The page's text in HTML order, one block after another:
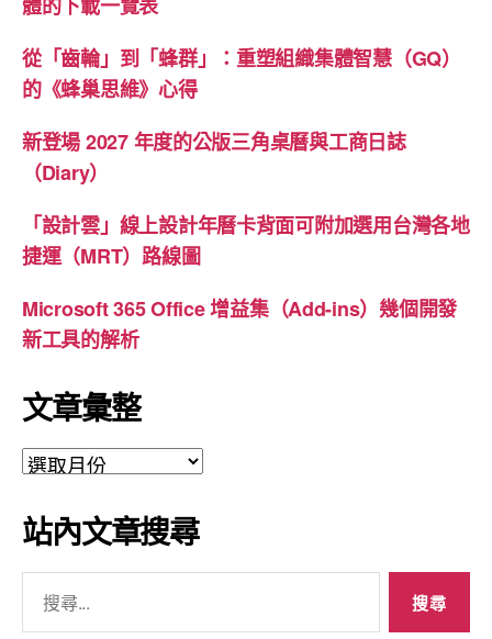
從「齒輪」到「蜂群」：重塑組織集體智慧（GQ）
的《蜂巢思維》心得
新登場 2027 年度的公版三角桌曆與工商日誌
（Diary）
「設計雲」線上設計年曆卡背面可附加選用台灣各地
捷運（MRT）路線圖
Microsoft 365 Office 增益集（Add-ins）幾個開發
新工具的解析
文章彙整
文
彙
整
站內文章搜尋